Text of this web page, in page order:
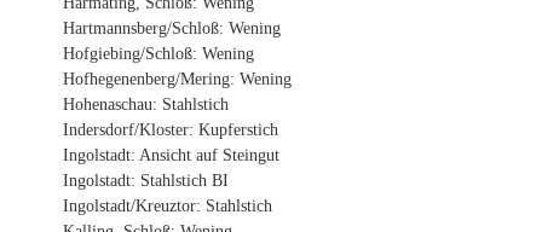
Hartmannsberg/Schloß: Wening
Hofgiebing/Schloß: Wening
Hofhegenenberg/Mering: Wening
Hohenaschau: Stahlstich
Indersdorf/Kloster: Kupferstich
Ingolstadt: Ansicht auf Steingut
Ingolstadt: Stahlstich BI
Ingolstadt/Kreuztor: Stahlstich